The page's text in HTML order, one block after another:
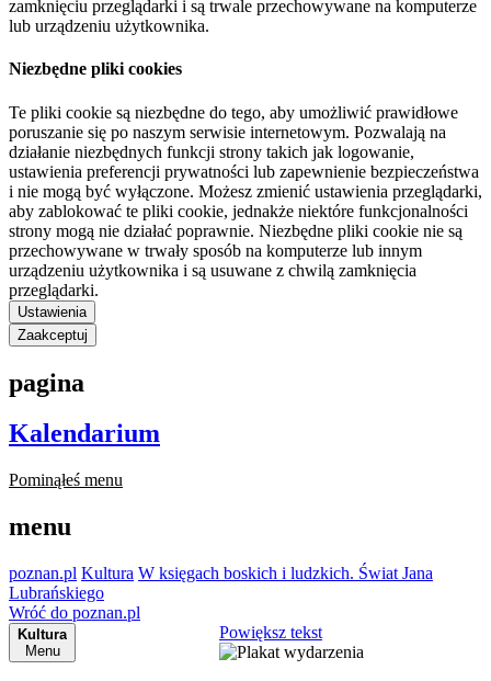
zamknięciu przeglądarki i są trwale przechowywane na komputerze
lub urządzeniu użytkownika.
Niezbędne pliki cookies
Te pliki cookie są niezbędne do tego, aby umożliwić prawidłowe
poruszanie się po naszym serwisie internetowym. Pozwalają na
działanie niezbędnych funkcji strony takich jak logowanie,
ustawienia preferencji prywatności lub zapewnienie bezpieczeństwa
i nie mogą być wyłączone. Możesz zmienić ustawienia przeglądarki,
aby zablokować te pliki cookie, jednakże niektóre funkcjonalności
strony mogą nie działać poprawnie. Niezbędne pliki cookie nie są
przechowywane w trwały sposób na komputerze lub innym
urządzeniu użytkownika i są usuwane z chwilą zamknięcia
przeglądarki.
Ustawienia
Zaakceptuj
pagina
Kalendarium
Pominąłeś menu
menu
poznan.pl Kultura W księgach boskich i ludzkich. Świat Jana
Lubrańskiego
Wróć do poznan.pl
Kultura
Menu
Powiększ tekst